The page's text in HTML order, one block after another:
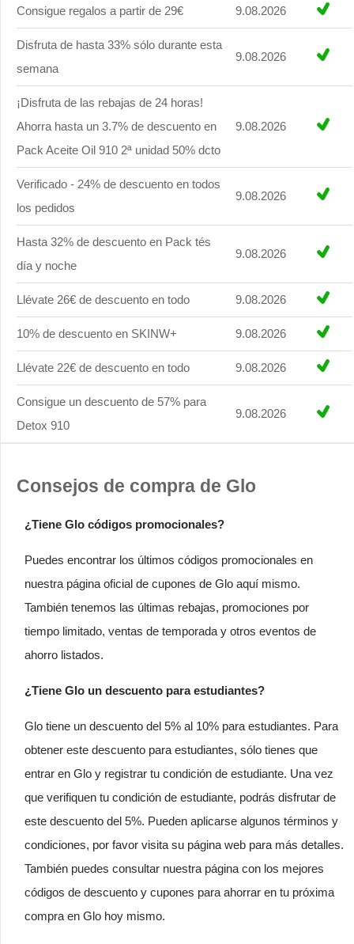
Consigue regalos a partir de 29€ 9.08.2026
Disfruta de hasta 33% sólo durante esta
semana
9.08.2026
¡Disfruta de las rebajas de 24 horas!
Ahorra hasta un 3.7% de descuento en
Pack Aceite Oil 910 2ª unidad 50% dcto
9.08.2026
Verificado - 24% de descuento en todos
los pedidos
9.08.2026
Hasta 32% de descuento en Pack tés
día y noche
9.08.2026
Llévate 26€ de descuento en todo 9.08.2026
10% de descuento en SKINW+ 9.08.2026
Llévate 22€ de descuento en todo 9.08.2026
Consigue un descuento de 57% para
Detox 910
9.08.2026
Consejos de compra de Glo
¿Tiene Glo códigos promocionales?
Puedes encontrar los últimos códigos promocionales en
nuestra página oficial de cupones de Glo aquí mismo.
También tenemos las últimas rebajas, promociones por
tiempo limitado, ventas de temporada y otros eventos de
ahorro listados.
¿Tiene Glo un descuento para estudiantes?
Glo tiene un descuento del 5% al 10% para estudiantes. Para
obtener este descuento para estudiantes, sólo tienes que
entrar en Glo y registrar tu condición de estudiante. Una vez
que verifiquen tu condición de estudiante, podrás disfrutar de
este descuento del 5%. Pueden aplicarse algunos términos y
condiciones, por favor visita su página web para más detalles.
También puedes consultar nuestra página con los mejores
códigos de descuento y cupones para ahorrar en tu próxima
compra en Glo hoy mismo.